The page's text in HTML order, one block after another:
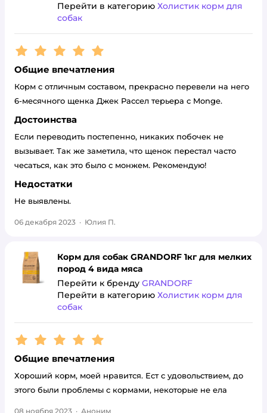
Перейти в категорию Холистик корм для
собак
Рейтинг:5
Общие впечатления
Корм с отличным составом, прекрасно перевели на него
6-месячного щенка Джек Рассел терьера с Monge.
Достоинства
Если переводить постепенно, никаких побочек не
вызывает. Так же заметила, что щенок перестал часто
чесаться, как это было с монжем. Рекомендую!
Недостатки
Не выявлены.
06 декабря 2023 · Юлия П.
Корм для собак GRANDORF 1кг для мелких
пород 4 вида мяса
Перейти к бренду GRANDORF
Перейти в категорию Холистик корм для
собак
Рейтинг:5
Общие впечатления
Хороший корм, моей нравится. Ест с удовольствием, до
этого были проблемы с кормами, некоторые не ела
08 ноября 2023 · Аноним